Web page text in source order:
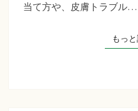
当て方や、皮膚トラブル…
もっ